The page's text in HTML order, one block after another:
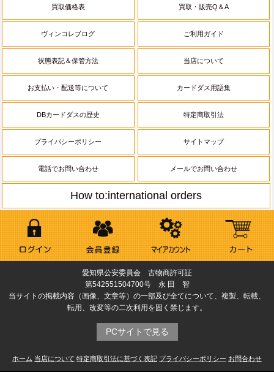
買取価格表 買取・販売Q＆A
ヴィンコレブログ ご利用ガイド
状態表記＆保管方法 当店について
お支払い・配送等について カードダス用語集
DBカードダスの歴史 特定商取引法
プライバシーポリシー サイトマップ
電話でお問い合わせ メールでお問い合わせ
How to:international orders
愛知県公安委員会 古物商許可証
第542551504700号 永 田 智
当サイトの掲載内容（画像、文章等）の一部及び全てについて、複製、転載、
転用、改変等の二次利用を固く禁じます。
PCサイトで見る
ホーム 当店について 特定商取引法に基づく表記 プライバシーポリシー お問合わせ